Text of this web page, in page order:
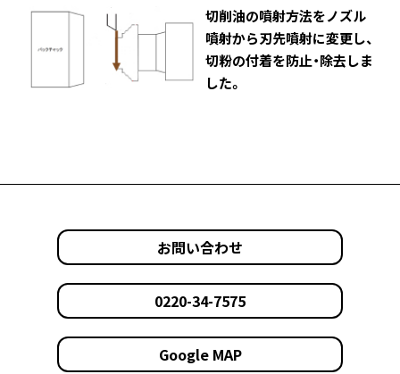
切削油の噴射方法をノズル
噴射から刃先噴射に変更し、
切粉の付着を防止・除去しま
した。
お問い合わせ
0220-34-7575
Google MAP